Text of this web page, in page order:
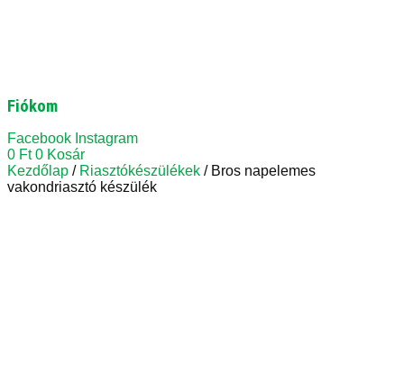
Fiókom
Facebook Instagram
0 Ft 0 Kosár
Kezdőlap / Riasztókészülékek / Bros napelemes
vakondriasztó készülék